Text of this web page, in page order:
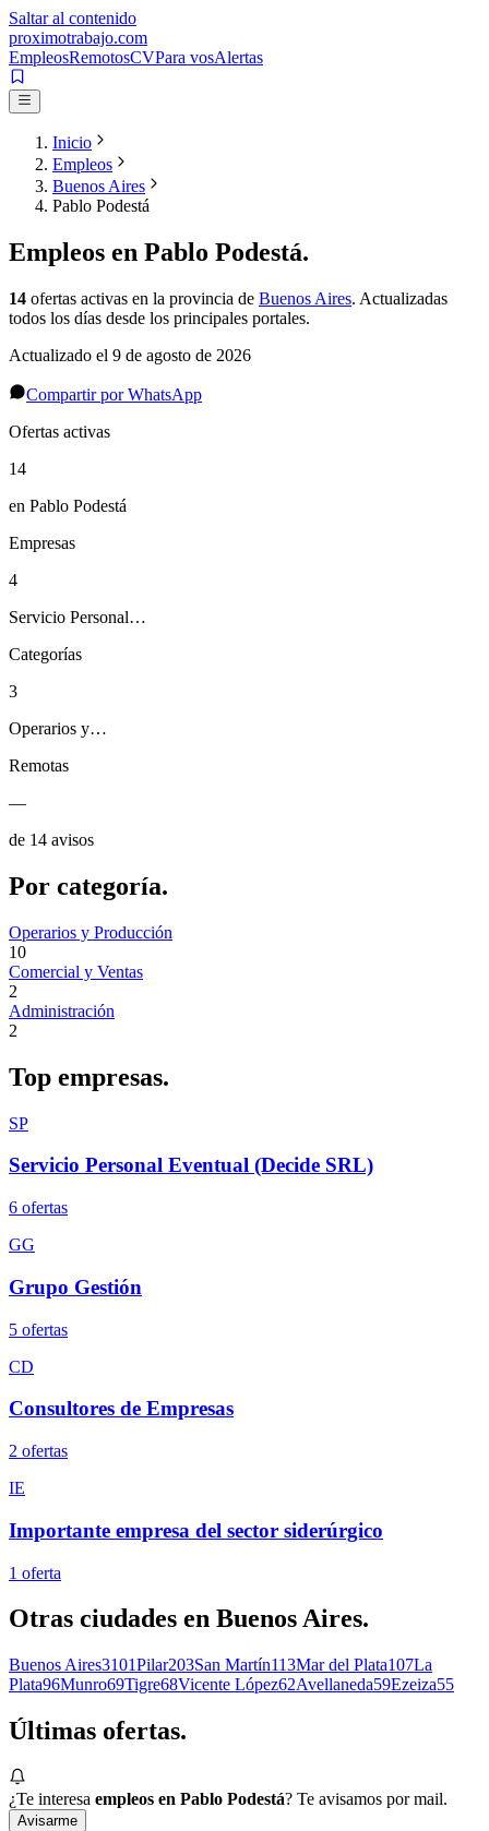
Saltar al contenido
proximotrabajo.com
EmpleosRemotosCVPara vosAlertas
Inicio
Empleos
Buenos Aires
Pablo Podestá
Empleos en Pablo Podestá.
14 ofertas activas en la provincia de Buenos Aires. Actualizadas
todos los días desde los principales portales.
Actualizado el 9 de agosto de 2026
Compartir por WhatsApp
Ofertas activas
14
en Pablo Podestá
Empresas
4
Servicio Personal…
Categorías
3
Operarios y…
Remotas
—
de 14 avisos
Por categoría.
Operarios y Producción
10
Comercial y Ventas
2
Administración
2
Top empresas.
SP
Servicio Personal Eventual (Decide SRL)
6 ofertas
GG
Grupo Gestión
5 ofertas
CD
Consultores de Empresas
2 ofertas
IE
Importante empresa del sector siderúrgico
1 oferta
Otras ciudades en Buenos Aires.
Buenos Aires3101Pilar203San Martín113Mar del Plata107La
Plata96Munro69Tigre68Vicente López62Avellaneda59Ezeiza55
Últimas ofertas.
¿Te interesa empleos en Pablo Podestá? Te avisamos por mail.
Avisarme